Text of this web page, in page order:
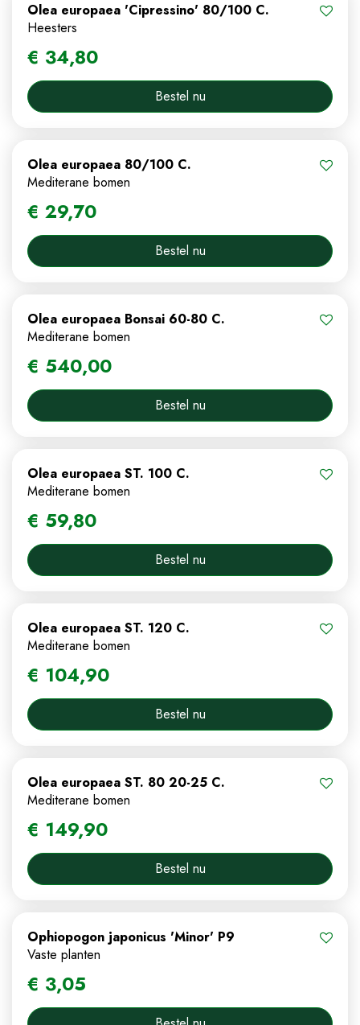
Olea europaea 'Cipressino' 80/100 C.
Heesters
€ 34,80
Bestel nu
Olea europaea 80/100 C.
Mediterane bomen
€ 29,70
Bestel nu
Olea europaea Bonsai 60-80 C.
Mediterane bomen
€ 540,00
Bestel nu
Olea europaea ST. 100 C.
Mediterane bomen
€ 59,80
Bestel nu
Olea europaea ST. 120 C.
Mediterane bomen
€ 104,90
Bestel nu
Olea europaea ST. 80 20-25 C.
Mediterane bomen
€ 149,90
Bestel nu
Ophiopogon japonicus 'Minor' P9
Vaste planten
€ 3,05